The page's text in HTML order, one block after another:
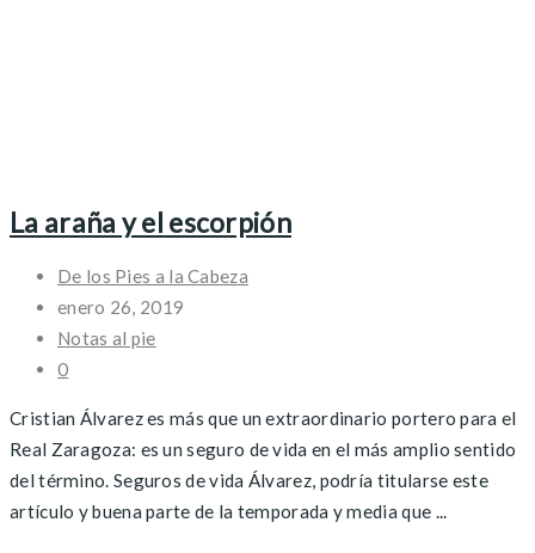
La araña y el escorpión
De los Pies a la Cabeza
enero 26, 2019
Notas al pie
0
Cristian Álvarez es más que un extraordinario portero para el
Real Zaragoza: es un seguro de vida en el más amplio sentido
del término. Seguros de vida Álvarez, podría titularse este
artículo y buena parte de la temporada y media que ...